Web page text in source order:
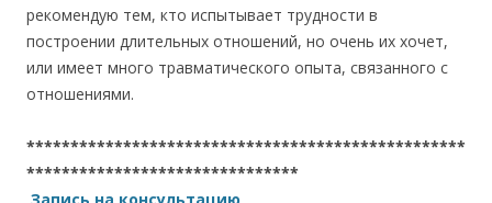
рекомендую тем, кто испытывает трудности в
построении длительных отношений, но очень их хочет,
или имеет много травматического опыта, связанного с
отношениями.
**************************************************
*******************************